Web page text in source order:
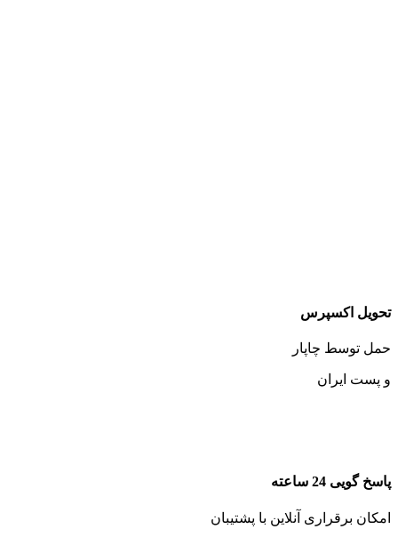
تحویل اکسپرس
حمل توسط چاپار
و پست ایران
پاسخ گویی 24 ساعته
امکان برقراری آنلاین با پشتیبان